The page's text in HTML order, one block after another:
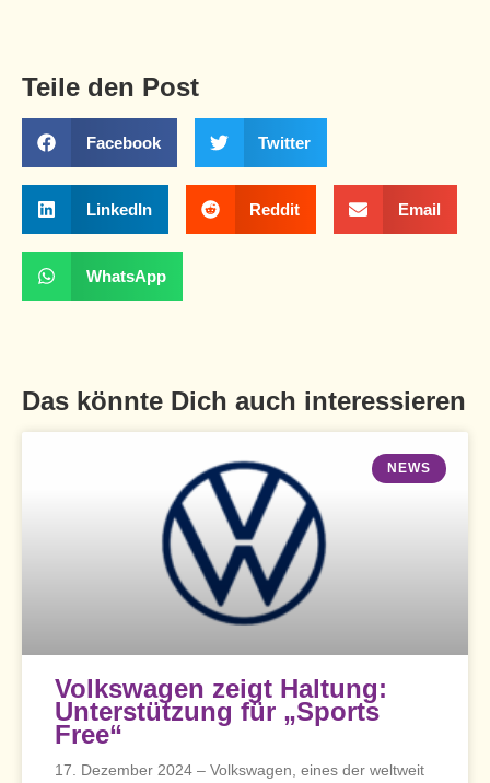
Teile den Post
Facebook Twitter
LinkedIn Reddit Email
WhatsApp
Das könnte Dich auch interessieren
NEWS
Volkswagen zeigt Haltung:
Unterstützung für „Sports
Free“
17. Dezember 2024 – Volkswagen, eines der weltweit